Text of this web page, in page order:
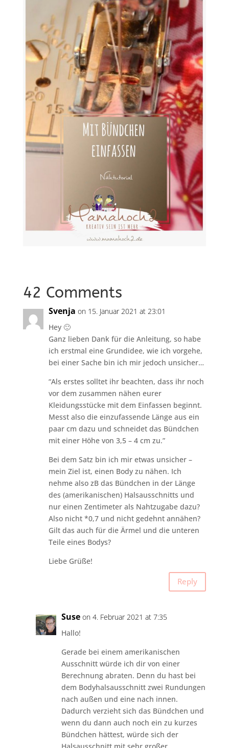
42 Comments
Svenja on 15. Januar 2021 at 23:01
Hey 🙂
Ganz lieben Dank für die Anleitung, so habe
ich erstmal eine Grundidee, wie ich vorgehe,
bei einer Sache bin ich mir jedoch unsicher…
“Als erstes solltet ihr beachten, dass ihr noch
vor dem zusammen nähen eurer
Kleidungsstücke mit dem Einfassen beginnt.
Messt also die einzufassende Länge aus ein
paar cm dazu und schneidet das Bündchen
mit einer Höhe von 3,5 – 4 cm zu.”
Bei dem Satz bin ich mir etwas unsicher –
mein Ziel ist, einen Body zu nähen. Ich
nehme also zB das Bündchen in der Länge
des (amerikanischen) Halsausschnitts und
nur einen Zentimeter als Nahtzugabe dazu?
Also nicht *0,7 und nicht gedehnt annähen?
Gilt das auch für die Ärmel und die unteren
Teile eines Bodys?
Liebe Grüße!
Reply
Suse on 4. Februar 2021 at 7:35
Hallo!
Gerade bei einem amerikanischen
Ausschnitt würde ich dir von einer
Berechnung abraten. Denn du hast bei
dem Bodyhalsausschnitt zwei Rundungen
nach außen und eine nach innen.
Dadurch verzieht sich das Bündchen und
wenn du dann auch noch ein zu kurzes
Bündchen hättest, würde sich der